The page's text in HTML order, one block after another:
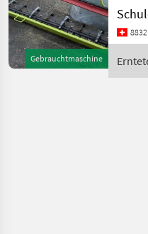
Erntetechnik
Gruenland
Sonstige
Maschinen
Gebrauchtmaschine
/